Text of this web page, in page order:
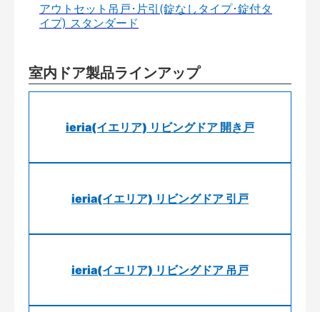
アウトセット吊戸･片引(錠なしタイプ･錠付タ
イプ) スタンダード
室内ドア製品ラインアップ
ieria(イエリア) リビングドア 開き戸
ieria(イエリア) リビングドア 引戸
ieria(イエリア) リビングドア 吊戸